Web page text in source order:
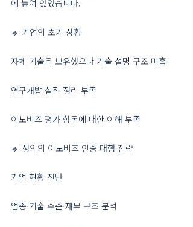
에 놓여 있었습니다.
🔹 기업의 초기 상황
자체 기술은 보유했으나 기술 설명 구조 미흡
연구개발 실적 정리 부족
이노비즈 평가 항목에 대한 이해 부족
🔹 정의의 이노비즈 인증 대행 전략
기업 현황 진단
업종·기술 수준·재무 구조 분석